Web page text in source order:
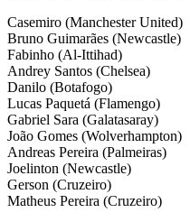
Casemiro (Manchester United)
Bruno Guimarães (Newcastle)
Fabinho (Al-Ittihad)
Andrey Santos (Chelsea)
Danilo (Botafogo)
Lucas Paquetá (Flamengo)
Gabriel Sara (Galatasaray)
João Gomes (Wolverhampton)
Andreas Pereira (Palmeiras)
Joelinton (Newcastle)
Gerson (Cruzeiro)
Matheus Pereira (Cruzeiro)